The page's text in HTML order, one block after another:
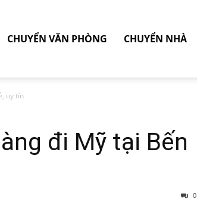
CHUYỂN VĂN PHÒNG CHUYỂN NHÀ
uy tín
đi Mỹ tại Bến
0